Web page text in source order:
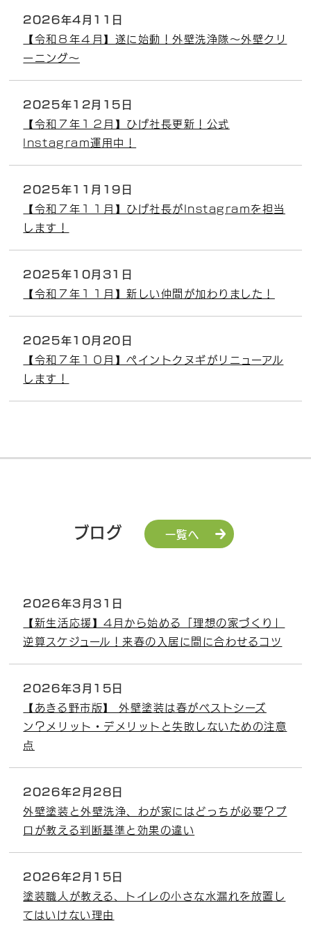
2026年4月11日
【令和８年４月】遂に始動！外壁洗浄隊～外壁クリ
ーニング～
2025年12月15日
【令和７年１２月】ひげ社長更新！公式
Instagram運用中！
2025年11月19日
【令和７年１１月】ひげ社長がInstagramを担当
します！
2025年10月31日
【令和７年１１月】新しい仲間が加わりました！
2025年10月20日
【令和７年１０月】ペイントクヌギがリニューアル
します！
ブログ 一覧へ
2026年3月31日
【新生活応援】4月から始める「理想の家づくり」
逆算スケジュール！来春の入居に間に合わせるコツ
2026年3月15日
【あきる野市版】 外壁塗装は春がベストシーズ
ン？メリット・デメリットと失敗しないための注意
点
2026年2月28日
外壁塗装と外壁洗浄、わが家にはどっちが必要？プ
ロが教える判断基準と効果の違い
2026年2月15日
塗装職人が教える、トイレの小さな水漏れを放置し
てはいけない理由